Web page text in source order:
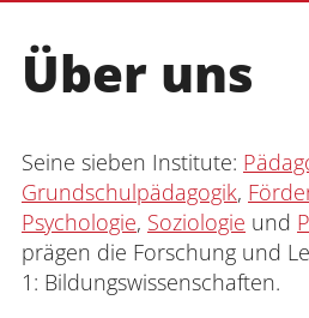
Über uns
Seine sieben Institute:
Grundschulpädagogik,
Psychologie, Soziologie und
prägen die Forschung und
1: Bildungswissenschaften.